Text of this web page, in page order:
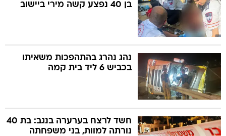
בן 40 נפצע קשה מירי ביישוב
נהג נהרג בהתהפכות משאיתו
בכביש 6 ליד בית קמה
חשד לרצח בערערה בנגב: בת 40
נורתה למוות, בני משפחתה